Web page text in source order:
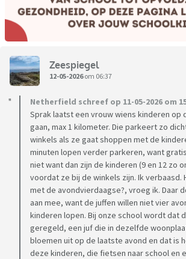
Zeespiegel
12-05-2026om 06:37
Netherfield schreef op 11-05-2026 om
Sprak laatst een vrouw wiens kinderen op
gaan, max 1 kilometer. Die parkeert zo
winkels als ze gaat shoppen met de
minuten lopen verder parkeren, want
niet want dan zijn de kinderen (9 en 12 zo
voordat ze bij de winkels zijn. Ik verbaasd.
met de avondvierdaagse?, vroeg ik. Daar
aan mee, want de juffen willen niet vier
kinderen lopen. Bij onze school wordt dat
geregeld, een juf die in dezelfde
bloemen uit op de laatste avond en dat is
deze kinderen, die fietsen naar school en